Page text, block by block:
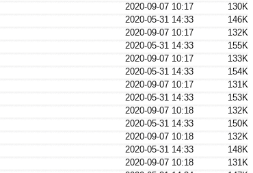
2020-09-07 10:17
130K
2020-05-31 14:33
146K
2020-09-07 10:17
132K
2020-05-31 14:33
155K
2020-09-07 10:17
133K
2020-05-31 14:33
154K
2020-09-07 10:17
131K
2020-05-31 14:33
153K
2020-09-07 10:18
132K
2020-05-31 14:33
150K
2020-09-07 10:18
132K
2020-05-31 14:33
148K
2020-09-07 10:18
131K